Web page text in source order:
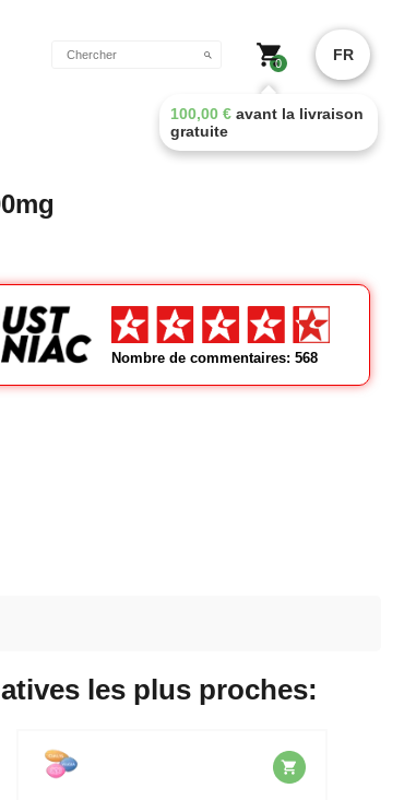
0
100,00 € avant la livraison
gratuite
FR
Nombre de commentaires: 568
les plus proches: